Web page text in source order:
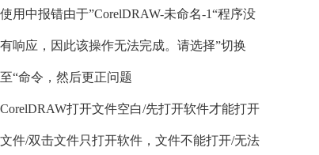
使用中报错由于”CorelDRAW-未命名-1“程序没
有响应，因此该操作无法完成。请选择”切换
至“命令，然后更正问题
CorelDRAW打开文件空白/先打开软件才能打开
文件/双击文件只打开软件，文件不能打开/无法